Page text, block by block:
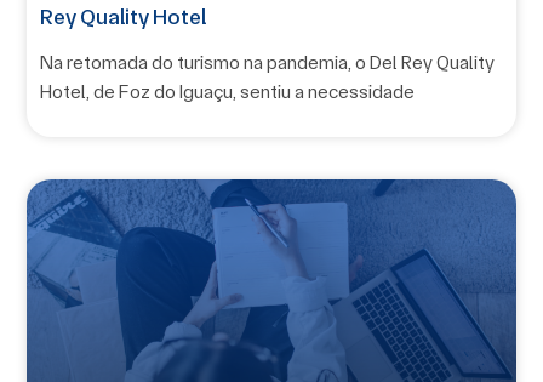
Rey Quality Hotel
Na retomada do turismo na pandemia, o Del Rey Quality
Hotel, de Foz do Iguaçu, sentiu a necessidade